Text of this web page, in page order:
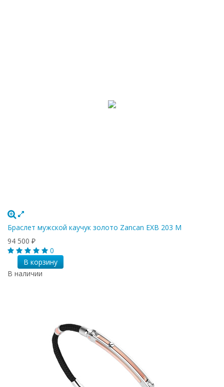
Браслет мужской каучук золото Zancan EXB 203 M
94 500 ₽
0
В корзину
В наличии